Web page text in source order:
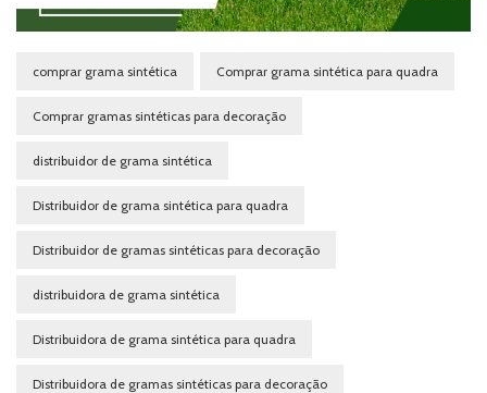
comprar grama sintética Comprar grama sintética para quadra
Comprar gramas sintéticas para decoração
distribuidor de grama sintética
Distribuidor de grama sintética para quadra
Distribuidor de gramas sintéticas para decoração
distribuidora de grama sintética
Distribuidora de grama sintética para quadra
Distribuidora de gramas sintéticas para decoração